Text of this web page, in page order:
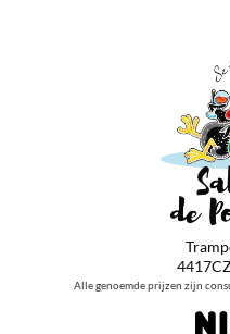
Alle genoemde prijzen zijn